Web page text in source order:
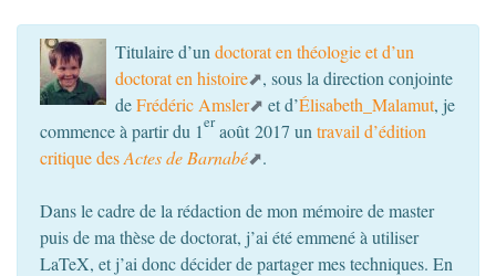
Titulaire d’un doctorat en théologie et d’un
doctorat en histoire
, sous la direction conjointe
deFrédéric Amsler et d’Élisabeth_Malamut, je
commence à partir du 1er août 2017 un travail d’édition
critique desActes de Barnabé .
Dans le cadre de la rédaction de mon mémoire de master
puis de ma thèse de doctorat, j’ai été emmené à utiliser
LaTeX, et j’ai donc décider de partager mes techniques. En